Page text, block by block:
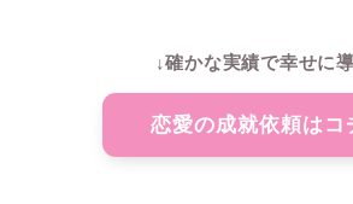
↓確かな実績で幸せに
恋愛の成就依頼はコ